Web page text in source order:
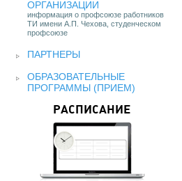
ОРГАНИЗАЦИИ
информация о профсоюзе работников
ТИ имени А.П. Чехова, студенческом
профсоюзе
ПАРТНЕРЫ
ОБРАЗОВАТЕЛЬНЫЕ
ПРОГРАММЫ (ПРИЕМ)
РАСПИСАНИЕ